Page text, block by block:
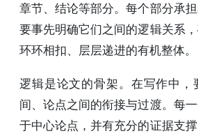
章节、结论等部分。每个部分承
要事先明确它们之间的逻辑关系
环环相扣、层层递进的有机整体。
逻辑是论文的骨架。在写作中，
间、论点之间的衔接与过渡。每
于中心论点，并有充分的证据支